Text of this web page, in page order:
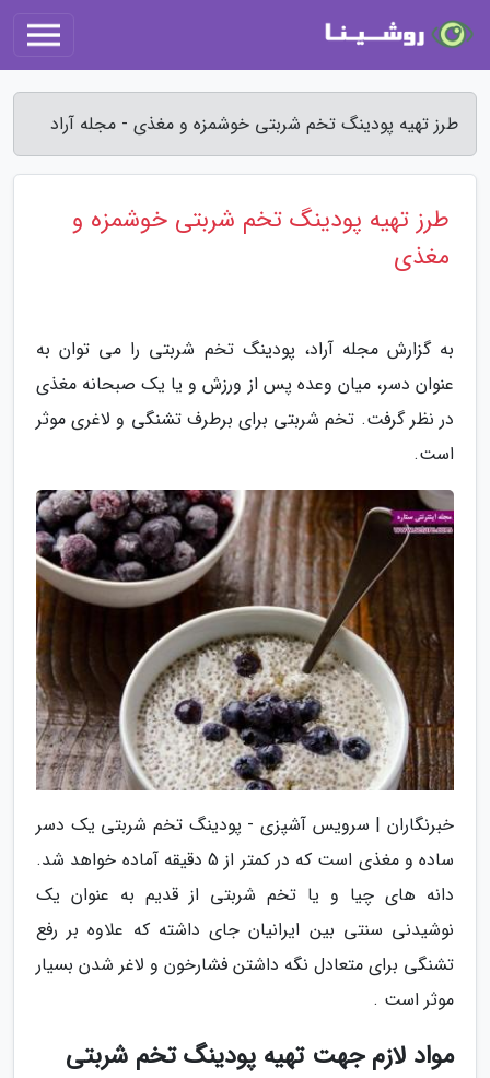
طرز تهیه پودینگ تخم شربتی خوشمزه و مغذی - مجله آراد
طرز تهیه پودینگ تخم شربتی خوشمزه و
مغذی
به گزارش مجله آراد، پودینگ تخم شربتی را می توان به
عنوان دسر، میان وعده پس از ورزش و یا یک صبحانه مغذی
در نظر گرفت. تخم شربتی برای برطرف تشنگی و لاغری موثر
است.
خبرنگاران | سرویس آشپزی - پودینگ تخم شربتی یک دسر
ساده و مغذی است که در کمتر از 5 دقیقه آماده خواهد شد.
دانه های چیا و یا تخم شربتی از قدیم به عنوان یک
نوشیدنی سنتی بین ایرانیان جای داشته که علاوه بر رفع
تشنگی برای متعادل نگه داشتن فشارخون و لاغر شدن بسیار
موثر است .
مواد لازم جهت تهیه پودینگ تخم شربتی